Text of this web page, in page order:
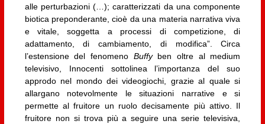
alle perturbazioni (…); caratterizzati da una componente
biotica preponderante, cioè da una materia narrativa viva
e vitale, soggetta a processi di competizione, di
adattamento, di cambiamento, di modifica”. Circa
l’estensione del fenomeno Buffyben oltre al medium
televisivo, Innocenti sottolinea l’importanza del suo
approdo nel mondo dei videogiochi, grazie al quale si
allargano notevolmente le situazioni narrative e si
permette al fruitore un ruolo decisamente più attivo. Il
fruitore non si trova più a seguire una serie televisiva,